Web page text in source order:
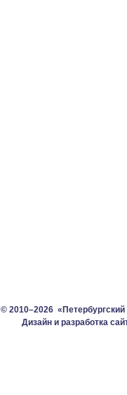
© 2010–2026
Дизайн и разработка